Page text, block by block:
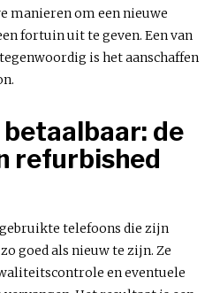
manieren om een nieuwe
fortuin uit te geven. Een van
is het aanschaffen
de
refurbished
telefoons die zijn
goed als nieuw te zijn. Ze
en eventuele